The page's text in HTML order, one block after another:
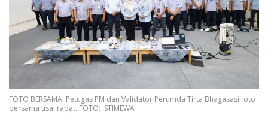
FOTO BERSAMA: Petugas PM dan Validator Perumda Tirta Bhagasasi foto
bersama usai rapat. FOTO: ISTIMEWA